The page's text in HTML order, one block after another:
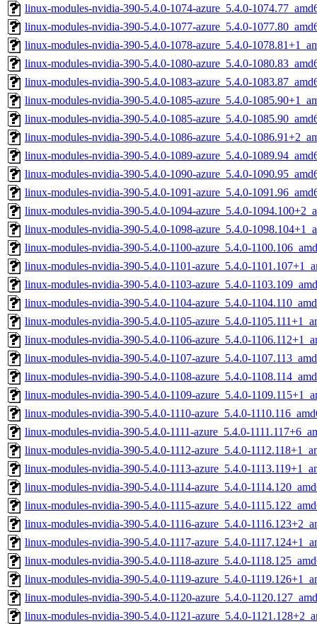
linux-modules-nvidia-390-5.4.0-1074-azure_5.4.0-
linux-modules-nvidia-390-5.4.0-1077-azure_5.4.0-
linux-modules-nvidia-390-5.4.0-1078-azure_5.4.0-
linux-modules-nvidia-390-5.4.0-1080-azure_5.4.0-
linux-modules-nvidia-390-5.4.0-1083-azure_5.4.0-
linux-modules-nvidia-390-5.4.0-1085-azure_5.4.0-
linux-modules-nvidia-390-5.4.0-1085-azure_5.4.0-
linux-modules-nvidia-390-5.4.0-1086-azure_5.4.0-
linux-modules-nvidia-390-5.4.0-1089-azure_5.4.0-
linux-modules-nvidia-390-5.4.0-1090-azure_5.4.0-
linux-modules-nvidia-390-5.4.0-1091-azure_5.4.0-
linux-modules-nvidia-390-5.4.0-1094-azure_5.4.0-
linux-modules-nvidia-390-5.4.0-1098-azure_5.4.0-
linux-modules-nvidia-390-5.4.0-1100-azure_5.4.0-
linux-modules-nvidia-390-5.4.0-1101-azure_5.4.0-
linux-modules-nvidia-390-5.4.0-1103-azure_5.4.0-
linux-modules-nvidia-390-5.4.0-1104-azure_5.4.0-
linux-modules-nvidia-390-5.4.0-1105-azure_5.4.0-
linux-modules-nvidia-390-5.4.0-1106-azure_5.4.0-
linux-modules-nvidia-390-5.4.0-1107-azure_5.4.0-
linux-modules-nvidia-390-5.4.0-1108-azure_5.4.0-
linux-modules-nvidia-390-5.4.0-1109-azure_5.4.0-
linux-modules-nvidia-390-5.4.0-1110-azure_5.4.0-
linux-modules-nvidia-390-5.4.0-1111-azure_5.4.0-
linux-modules-nvidia-390-5.4.0-1112-azure_5.4.0-
linux-modules-nvidia-390-5.4.0-1113-azure_5.4.0-
linux-modules-nvidia-390-5.4.0-1114-azure_5.4.0-
linux-modules-nvidia-390-5.4.0-1115-azure_5.4.0-
linux-modules-nvidia-390-5.4.0-1116-azure_5.4.0-
linux-modules-nvidia-390-5.4.0-1117-azure_5.4.0-
linux-modules-nvidia-390-5.4.0-1118-azure_5.4.0-
linux-modules-nvidia-390-5.4.0-1119-azure_5.4.0-
linux-modules-nvidia-390-5.4.0-1120-azure_5.4.0-
linux-modules-nvidia-390-5.4.0-1121-azure_5.4.0-